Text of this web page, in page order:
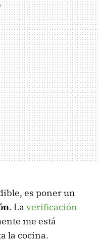
es poner un
. La verificación
me está
la cocina.